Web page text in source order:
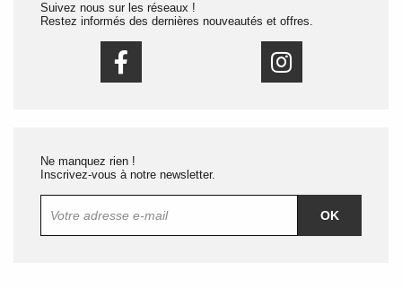
Suivez nous sur les réseaux !
Restez informés des dernières nouveautés et offres.
Ne manquez rien !
Inscrivez-vous à notre newsletter.
OK